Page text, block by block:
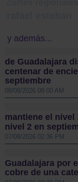
y además...
de Guadalajara
centenar de
septiembre
08/08/2026 08:00 AM
mantiene el nivel
nivel 2 en
07/08/2026 02:36 PM
Guadalajara por
cobre de una